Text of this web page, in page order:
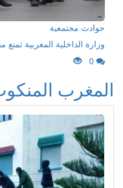
حوادث مجتمعية
وزارة الداخلية المغربية تمنع
0
المغرب